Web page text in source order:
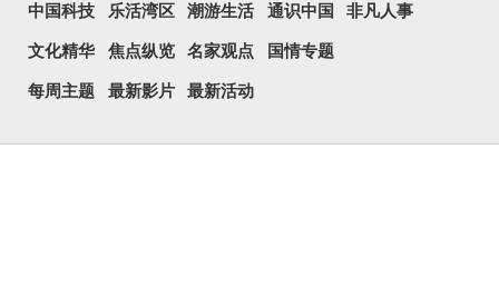
中国科技 乐活湾区 潮游生活 通识中国 非凡人事
文化精华 焦点纵览 名家观点 国情专题
每周主题 最新影片 最新活动